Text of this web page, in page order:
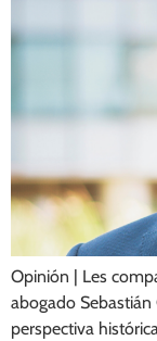
Opinión | Les
abogado Sebastián
perspectiva